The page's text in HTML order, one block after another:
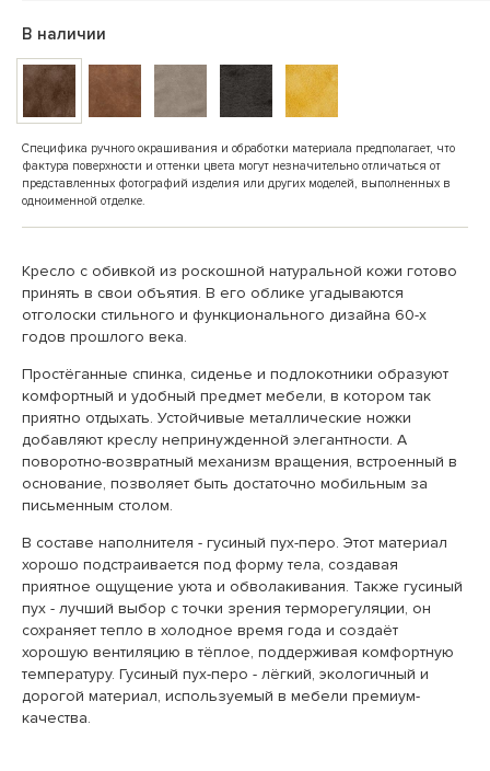
В наличии
Специфика ручного окрашивания и обработки материала предполагает, что
фактура поверхности и оттенки цвета могут незначительно отличаться от
представленных фотографий изделия или других моделей, выполненных в
одноименной отделке.
Кресло с обивкой из роскошной натуральной кожи готово
принять в свои объятия. В его облике угадываются
отголоски стильного и функционального дизайна 60-х
годов прошлого века.
Простёганные спинка, сиденье и подлокотники образуют
комфортный и удобный предмет мебели, в котором так
приятно отдыхать. Устойчивые металлические ножки
добавляют креслу непринужденной элегантности. А
поворотно-возвратный механизм вращения, встроенный в
основание, позволяет быть достаточно мобильным за
письменным столом.
В составе наполнителя - гусиный пух-перо. Этот материал
хорошо подстраивается под форму тела, создавая
приятное ощущение уюта и обволакивания. Также гусиный
пух - лучший выбор с точки зрения терморегуляции, он
сохраняет тепло в холодное время года и создаёт
хорошую вентиляцию в тёплое, поддерживая комфортную
температуру. Гусиный пух-перо - лёгкий, экологичный и
дорогой материал, используемый в мебели премиум-
качества.